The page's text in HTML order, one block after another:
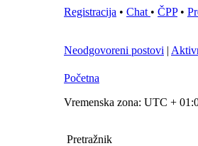
Registracija • Chat • ČPP•
Neodgovoreni postovi |
Početna
Vremenska zona: UTC +
Pretražnik